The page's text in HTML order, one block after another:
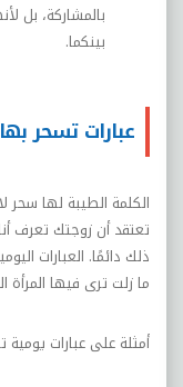
بالمشاركة، بل
بينكما.
عبارات تسحر
الكلمة الطيبة لها
تعتقد أن زوجتك تعرف
ذلك دائمًا. العبارات
ما زلت ترى فيها المرأة
أمثلة على عبارات